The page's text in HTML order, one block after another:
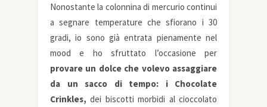
Nonostante la colonnina di mercurio continui
a segnare temperature che sfiorano i 30
gradi, io sono già entrata pienamente nel
mood e ho sfruttato l’occasione per
provare un dolce che volevo assaggiare
da un sacco di tempo: i Chocolate
Crinkles, dei biscotti morbidi al cioccolato